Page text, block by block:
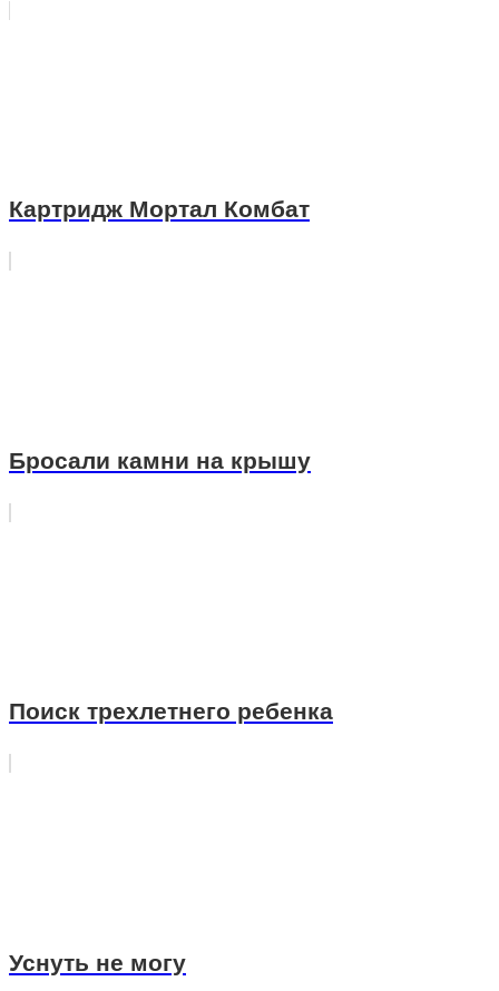
Картридж Мортал Комбат
Бросали камни на крышу
Поиск трехлетнего ребенка
Уснуть не могу